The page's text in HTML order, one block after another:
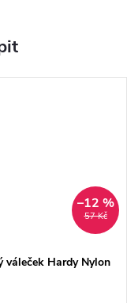
57 Kč
–12 %
váleček Hardy Nylon